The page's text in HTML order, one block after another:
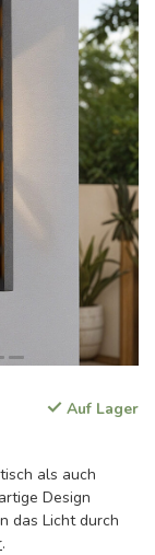
Auf Lager
als auch
Design
das Licht durch
.